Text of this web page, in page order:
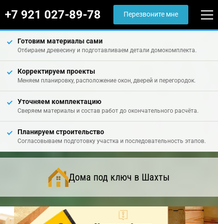
+7 921 027-89-78 Перезвоните мне
Готовим материалы сами
Отбираем древесину и подготавливаем детали домокомплекта.
Корректируем проекты
Меняем планировку, расположение окон, дверей и перегородок.
Уточняем комплектацию
Сверяем материалы и состав работ до окончательного расчёта.
Планируем строительство
Согласовываем подготовку участка и последовательность этапов.
Дома под ключ в Шахты